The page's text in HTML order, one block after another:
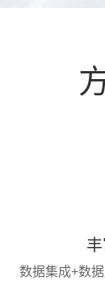
数据集成+数